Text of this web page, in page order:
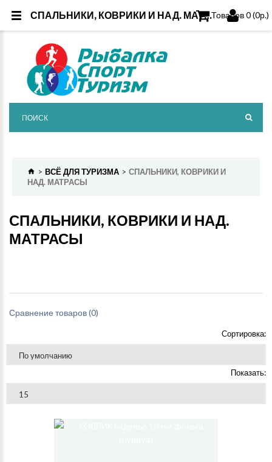
Товаров 0 (0р.)
ВСЁ ДЛЯ ТУРИЗМА
СПАЛЬНИКИ, КОВРИКИ И
НАД. МАТРАСЫ
СПАЛЬНИКИ, КОВРИКИ И НАД.
МАТРАСЫ
Сравнение товаров (0)
Сортировка:
Показать:
СПАЛЬНИКИ, КОВРИКИ И НАД. МАТРАСЫ